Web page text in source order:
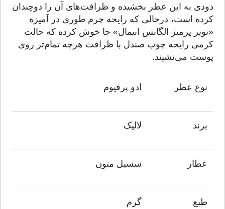
دودی به این عطر بخشیده و ظرافت‌های آن را دوچندان
کرده است، درحالی که رایحه چرم طوری در آمیزه
«نویر پرمیز الگانس انیمال» جا خوش کرده که حالت
کرمی رایحه چوب صندل با ظرافت هرچه تمام‌تر روی
پوست می‌نشیند.
نوع عطر ادو پرفیوم
برند لالیک
عطار سسیل متون
طبع گرم